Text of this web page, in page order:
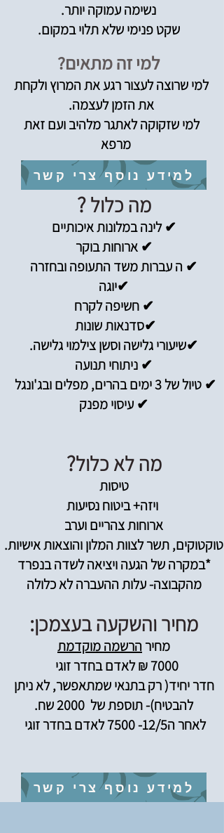
נשימה עמוקה יותר.
שקט פנימי שלא תלוי במקום.
למי זה מתאים?
למי שרוצה לעצור רגע את המרוץ ולקחת
את הזמן לעצמה.
למי שזקוקה לאתגר מלהיב ועם זאת
מרפא
למידע נוסף צרי קשר
​​​מה כלול?
✔ לינה במלונות איכותיים
✔ ארוחות בוקר
✔ ה עברות משד התעופה ובחזרה
✔יוגה
✔ חשיפה לקרח
✔סדנאות שונות
✔שיעורי גלישה וסשן צילמוי גלישה.
✔ ניתוחי תנועה
✔ טיול של 3 ימים בהרים, מפלים ובג'ונגל
✔ עיסוי מפנק
מה לא כלול?
טיסות
ויזה+ ביטוח נסיעות
ארוחות צהריים וערב
טוקטוקים, תשר לצוות המלון והוצאות אישיות.
*במקרה של הגעה ויציאה לשדה בנפרד
מהקבוצה- עלות ההעברה לא כלולה
מחיר והשקעה בעצמכן:​
מחיר הרשמה מוקדמת
7000 ₪ לאדם בחדר זוגי
חדר יחיד( רק בתנאי שמתאפשר, לא ניתן
להבטיח)- תוספת של 2000 שח.
לאחר ה12/5-
7500 לאדם בחדר זוגי
למידע נוסף צרי קשר